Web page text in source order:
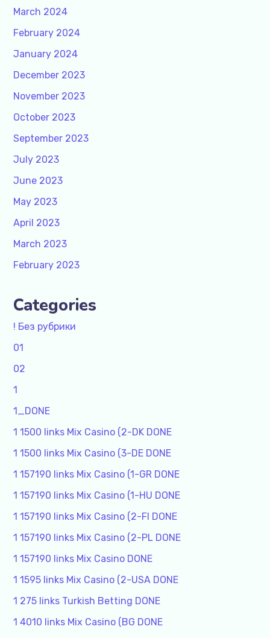
March 2024
February 2024
January 2024
December 2023
November 2023
October 2023
September 2023
July 2023
June 2023
May 2023
April 2023
March 2023
February 2023
Categories
! Без рубрики
01
02
1
1_DONE
1 1500 links Mix Casino (2-DK DONE
1 1500 links Mix Casino (3-DE DONE
1 157190 links Mix Casino (1-GR DONE
1 157190 links Mix Casino (1-HU DONE
1 157190 links Mix Casino (2-FI DONE
1 157190 links Mix Casino (2-PL DONE
1 157190 links Mix Casino DONE
1 1595 links Mix Casino (2-USA DONE
1 275 links Turkish Betting DONE
1 4010 links Mix Casino (BG DONE